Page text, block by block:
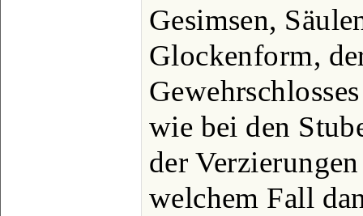
Gesimsen,
Glockenform,
wie bei den
der
welchem Fall